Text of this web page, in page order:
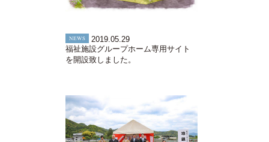
NEWS
2019.05.29
福祉施設グループホーム専用サイト
を開設致しました。